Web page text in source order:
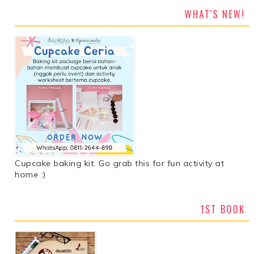
WHAT'S NEW!
Cupcake baking kit. Go grab this for fun activity at
home :)
1ST BOOK